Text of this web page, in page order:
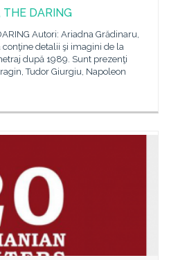
THE DARING
Autori: Ariadna Grădinaru,
conţine detalii şi imagini de la
după 1989. Sunt prezenţi
Tudor Giurgiu, Napoleon